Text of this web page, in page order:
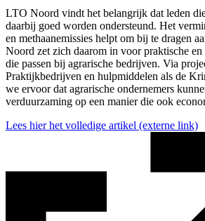
LTO Noord vindt het belangrijk dat leden
daarbij goed worden ondersteund. Het
en methaanemissies helpt om bij te dragen
Noord zet zich daarom in voor praktische en
die passen bij agrarische bedrijven. Via
Praktijkbedrijven en hulpmiddelen als de
we ervoor dat agrarische ondernemers
verduurzaming op een manier die ook
Lees hier het volledige artikel (externe link)